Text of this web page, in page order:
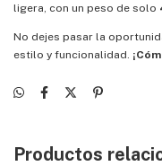
ligera, con un peso de solo
No dejes pasar la
estilo y funcionalidad.
Productos